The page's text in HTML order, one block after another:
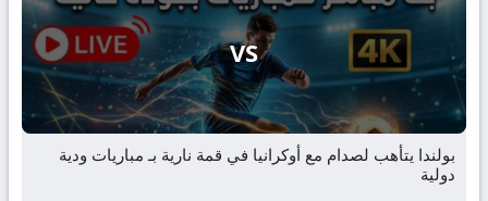
VS
بولندا يتأهب لصدام مع أوكرانيا في قمة نارية بـ مباريات ودية
دولية